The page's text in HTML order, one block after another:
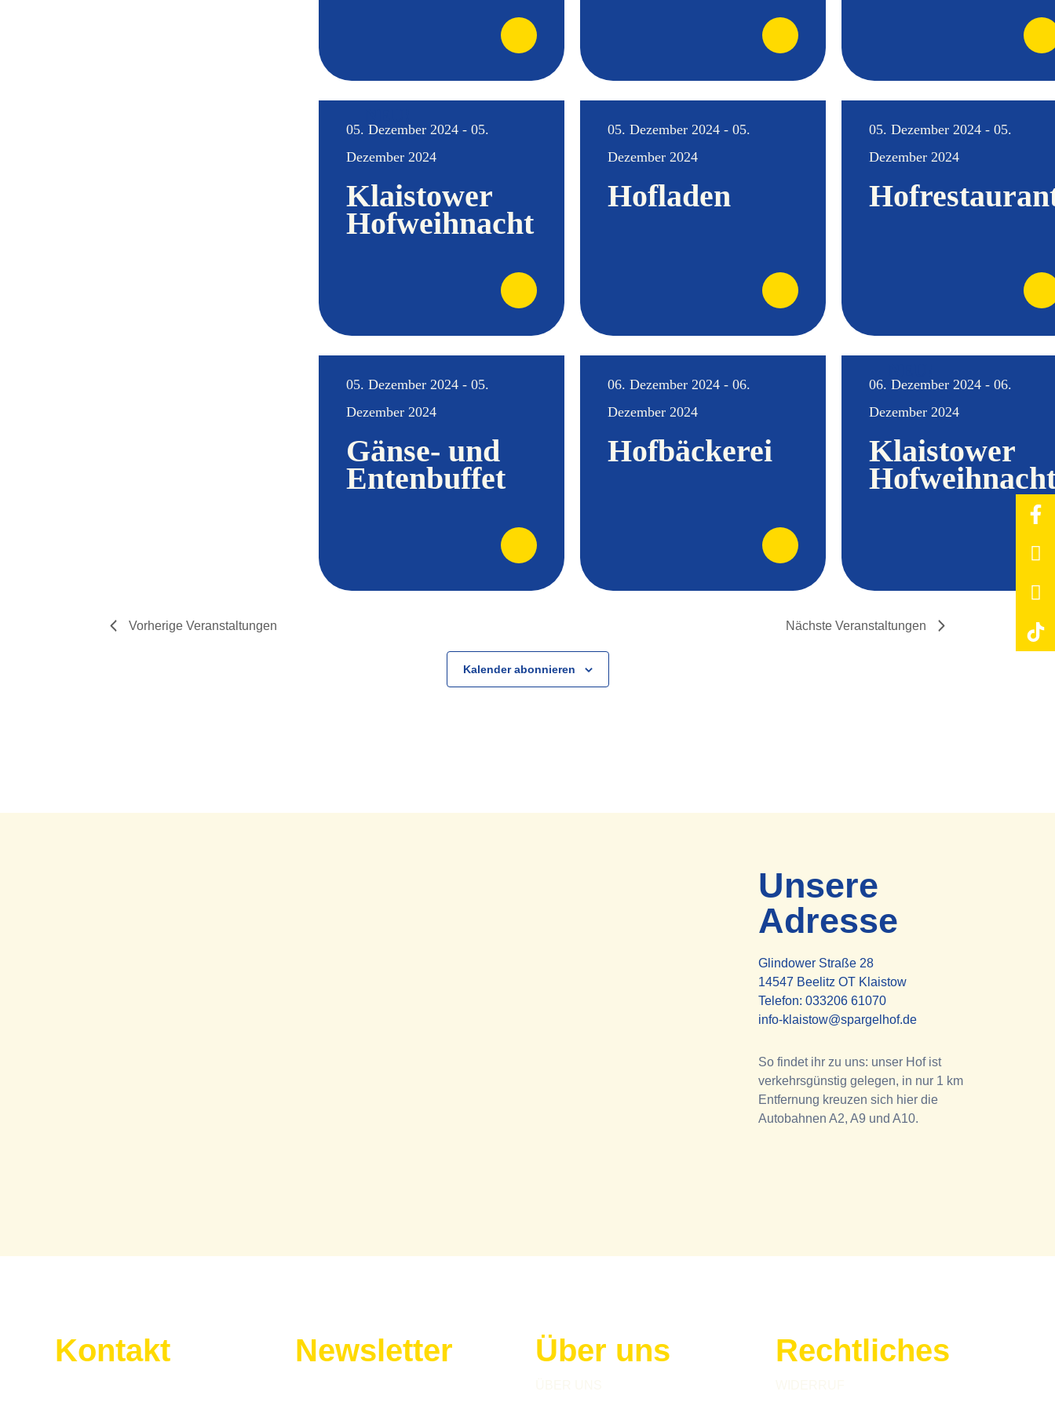
05. Dezember 2024 - 05.
Dezember 2024
Klaistower
Hofweihnacht
05. Dezember 2024 - 05.
Dezember 2024
Hofladen
05. Dezember 2024 - 05.
Dezember 2024
05. Dezember 2024 - 05.
Dezember 2024
Gänse- und
Entenbuffet
06. Dezember 2024 - 06.
Dezember 2024
Hofbäckerei
06. Dezember 2024 - 06.
Dezember 2024
Klaistower
Vorherige Veranstaltungen Nächste Veranstaltungen
Kalender abonnieren
Unsere
Adresse
Glindower Straße 28
14547 Beelitz OT Klaistow
Telefon: 033206 61070
info-klaistow@spargelhof.de
So findet ihr zu uns: unser Hof ist
verkehrsgünstig gelegen, in nur 1 km
Entfernung kreuzen sich hier die
Autobahnen A2, A9 und A10.
Kontakt Newsletter Über uns Rechtliches